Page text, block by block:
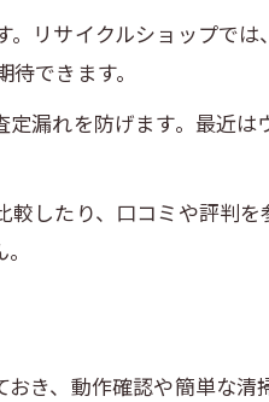
リサイクルショップでは
できます。
漏れを防げます。最近は
したり、口コミや評判を
き、動作確認や簡単な清